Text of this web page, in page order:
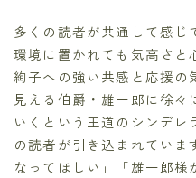
多くの読者が共通して感じ
環境に置かれても気高さと
絢子への強い共感と応援の
見える伯爵・雄一郎に徐
いくという王道のシンデレ
の読者が引き込まれていま
なってほしい」「雄一郎様